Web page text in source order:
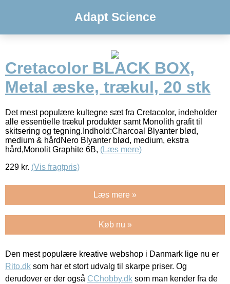
Adapt Science
Cretacolor BLACK BOX,
Metal æske, trækul, 20 stk
Det mest populære kultegne sæt fra Cretacolor, indeholder
alle essentielle trækul produkter samt Monolith grafit til
skitsering og tegning.Indhold:Charcoal Blyanter blød,
medium & hårdNero Blyanter blød, medium, ekstra
hård,Monolit Graphite 6B, (Læs mere)
229 kr. (Vis fragtpris)
Læs mere »
Køb nu »
Den mest populære kreative webshop i Danmark lige nu er
Rito.dk som har et stort udvalg til skarpe priser. Og
derudover er der også CChobby.dk som man kender fra de